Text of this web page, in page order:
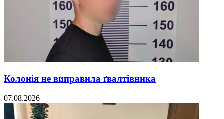
Колонія не виправила ґвалтівника
07.08.2026